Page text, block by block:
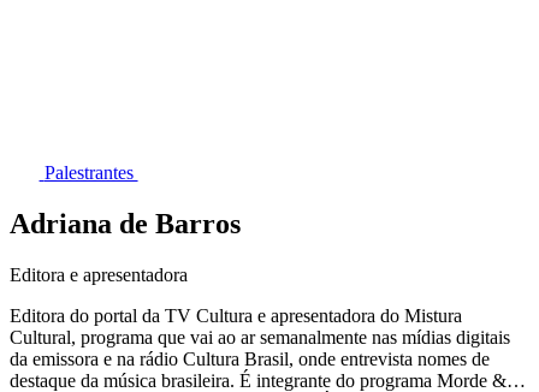
Palestrantes
Adriana de Barros
Editora e apresentadora
Editora do portal da TV Cultura e apresentadora do Mistura
Cultural, programa que vai ao ar semanalmente nas mídias digitais
da emissora e na rádio Cultura Brasil, onde entrevista nomes de
destaque da música brasileira. É integrante do programa Morde &